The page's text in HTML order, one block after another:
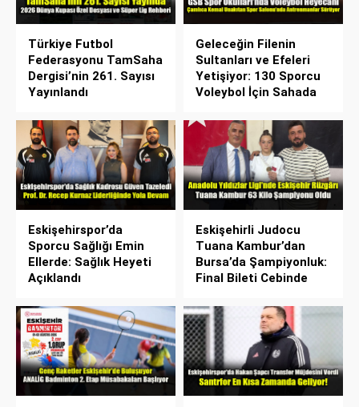
Türkiye Futbol
Federasyonu TamSaha
Dergisi’nin 261. Sayısı
Yayınlandı
Geleceğin Filenin
Sultanları ve Efeleri
Yetişiyor: 130 Sporcu
Voleybol İçin Sahada
Eskişehirspor’da
Sporcu Sağlığı Emin
Ellerde: Sağlık Heyeti
Açıklandı
Eskişehirli Judocu
Tuana Kambur’dan
Bursa’da Şampiyonluk:
Final Bileti Cebinde